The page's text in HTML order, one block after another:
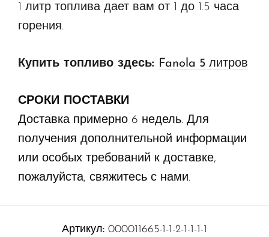
1 литр топлива дает вам от 1 до 1.5 часа
горения.
Купить топливо здесь: Fanola 5 литров
СРОКИ ПОСТАВКИ
Доставка примерно 6 недель. Для
получения дополнительной информации
или особых требований к доставке,
пожалуйста, свяжитесь с нами.
Артикул: 000011665-1-1-2-1-1-1-1